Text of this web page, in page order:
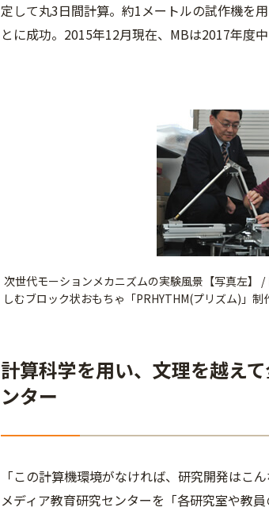
定して丸3日間計算。約1メートルの試作機を
とに成功。2015年12月現在、MBは2017年度
次世代モーションメカニズムの実験風景【写真左】
しむブロック状おもちゃ「PRHYTHM(プリズム)」
計算科学を用い、文理を越え
ンター
「この計算機環境がなければ、研究開発はこ
メディア教育研究センターを「各研究室や教